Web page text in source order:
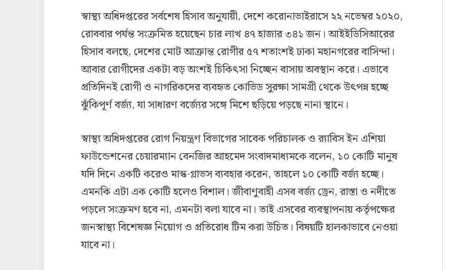
স্বাস্থ্য অধিদপ্তরের সর্বশেষ হিসাব অনুযায়ী, দেশে করোনাভাইরাসে ২২ নভেম্বর ২০২০,
রোববার পর্যন্ত সংক্রমিত হয়েছেন চার লাখ ৪৭ হাজার ৩৪১ জন। আইইডিসিআরের
হিসাব বলছে, দেশের মোট আক্রান্ত রোগীর ৫৭ শতাংশই ঢাকা মহানগরের বাসিন্দা।
আবার রোগীদের একটা বড় অংশই চিকিৎসা নিচ্ছেন বাসায় অবস্থান করে। এভাবে
প্রতিদিনই রোগী ও নাগরিকদের ব্যবহৃত কোভিড সুরক্ষা সামগ্রী থেকে উৎপন্ন হচ্ছে
ঝুঁকিপূর্ণ বর্জ্য, যা সাধারণ বর্জ্যের সঙ্গে মিশে ছড়িয়ে পড়ছে নানা স্থানে।
স্বাস্থ্য অধিদপ্তরের রোগ নিয়ন্ত্রণ বিভাগের সাবেক পরিচালক ও র‌্যাবিস ইন এশিয়া
ফাউন্ডেশনের চেয়ারম্যান বেনজির আহমেদ সংবাদমাধ্যমকে বলেন, ১০ কোটি মানুষ
যদি দিনে একটি করেও মাস্ক-গ্লাভস ব্যবহার করেন, তাহলে ১০ কোটি বর্জ্য হচ্ছে।
এমনকি এটা এক কোটি হলেও বিশাল। জীবাণুবাহী এসব বর্জ্য ড্রেন, রাস্তা ও নদীতে
পড়লে সংক্রমণ হবে না, এমনটা বলা যাবে না। তাই এসবের ব্যবস্থাপনায় কর্তৃপক্ষের
জনস্বাস্থ্য বিশেষজ্ঞ নিয়োগ ও প্রতিরোধ টিম করা উচিত। বিষয়টি হালকাভাবে নেওয়া
যাবে না।